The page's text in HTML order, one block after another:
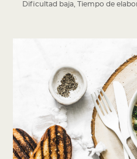
Dificultad baja Tiempo de